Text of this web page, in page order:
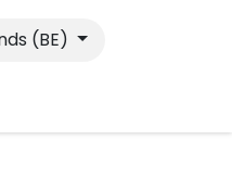
(BE)